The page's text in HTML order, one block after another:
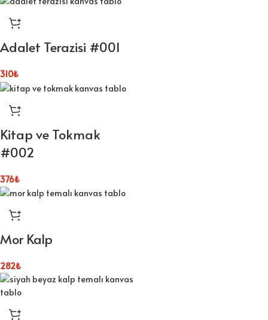
Adalet Terazisi #001
310₺
Kitap ve Tokmak
#002
376₺
Mor Kalp
282₺